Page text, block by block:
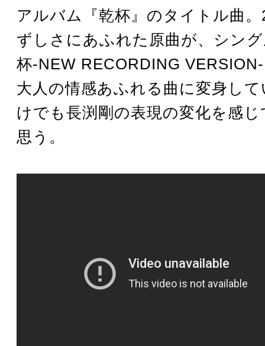
アルバム『乾杯』のタイトル曲
ずしさにあふれた原曲が、シン
杯-NEW RECORDING
大人の情感あふれる曲に変身し
けでも長渕剛の表現の変化を感
思う。